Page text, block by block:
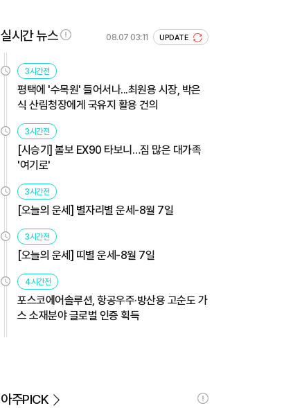
실시간 뉴스 08.07 03:11 UPDATE
3시간전
평택에 '수목원' 들어서나...최원용 시장, 박은
식 산림청장에게 국유지 활용 건의
3시간전
[시승기] 볼보 EX90 타보니…짐 많은 대가족
'여기로'
3시간전
[오늘의 운세] 별자리별 운세-8월 7일
3시간전
[오늘의 운세] 띠별 운세-8월 7일
4시간전
포스코에어솔루션, 항공우주·방산용 고순도 가
스 소재분야 글로벌 인증 획득
아주PICK